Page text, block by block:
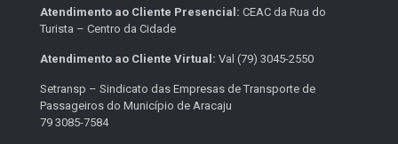
Atendimento ao Cliente Presencial: CEAC da Rua do
Turista – Centro da Cidade
Atendimento ao Cliente Virtual: Val (79) 3045-2550
Setransp – Sindicato das Empresas de Transporte de
Passageiros do Município de Aracaju
79 3085-7584